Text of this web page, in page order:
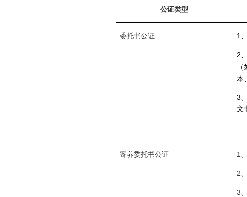
公证类型
委托书公证 1
2
本
3
文
寄养委托书公证 1
2
3